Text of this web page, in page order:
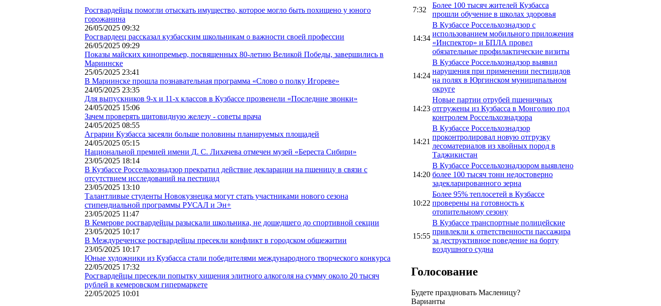
Росгвардейцы помогли отыскать имущество, которое могло быть похищено у юного
горожанина
26/05/2025 09:32
Росгвардеец рассказал кузбасским школьникам о важности своей профессии
26/05/2025 09:29
Показы майских кинопремьер, посвященных 80-летию Великой Победы, завершились в
Мариинске
25/05/2025 23:41
В Мариинске прошла познавательная программа «Слово о полку Игореве»
24/05/2025 23:35
Для выпускников 9-х и 11-х классов в Кузбассе прозвенели «Последние звонки»
24/05/2025 15:06
Зачем проверять щитовидную железу - советы врача
24/05/2025 08:55
Аграрии Кузбасса засеяли больше половины планируемых площадей
24/05/2025 05:15
Национальной премией имени Д. С. Лихачева отмечен музей «Береста Сибири»
23/05/2025 18:14
В Кузбассе Россельхознадзор прекратил действие декларации на пшеницу в связи с
отсутствием исследований на пестицид
23/05/2025 13:10
Талантливые студенты Новокузнецка могут стать участниками нового сезона
стипендиальной программы РУСАЛ и Эн+
23/05/2025 11:47
В Кемерове росгвардейцы разыскали школьника, не дошедшего до спортивной секции
23/05/2025 10:17
В Междуреченске росгвардейцы пресекли конфликт в городском общежитии
23/05/2025 10:17
Юные художники из Кузбасса стали победителями международного творческого конкурса
22/05/2025 17:32
Росгвардейцы пресекли попытку хищения элитного алкоголя на сумму около 20 тысяч
рублей в кемеровском гипермаркете
22/05/2025 10:01
7:32
Более 100 тысяч жителей Кузбасса
прошли обучение в школах здоровья
14:34
В Кузбассе Россельхознадзор с
использованием мобильного приложения
«Инспектор» и БПЛА провел
обязательные профилактические визиты
14:24
В Кузбассе Россельхознадзор выявил
нарушения при применении пестицидов
на полях в Юргинском муниципальном
округе
14:23
Новые партии отрубей пшеничных
отгружены из Кузбасса в Монголию под
контролем Россельхознадзора
14:21
В Кузбассе Россельхознадзор
проконтролировал новую отгрузку
лесоматериалов из хвойных пород в
Таджикистан
14:20
В Кузбассе Россельхознадзором выявлено
более 100 тысяч тонн недостоверно
задекларированного зерна
10:22
Более 95% теплосетей в Кузбассе
проверены на готовность к
отопительному сезону
15:55
В Кузбассе транспортные полицейские
привлекли к ответственности пассажира
за деструктивное поведение на борту
воздушного судна
Голосование
Будете праздновать Масленицу?
Варианты